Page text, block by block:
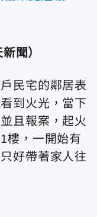
聞）
民宅的鄰居表
到火光，當下
且報案，起火
樓，一開始有
好帶著家人往